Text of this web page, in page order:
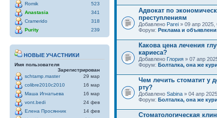
Romik
523
Anastasia
341
Cramerido
318
Purity
239
НОВЫЕ УЧАСТНИКИ
Имя пользователя
Зарегистрирован
schtamp.master
29 мар
colibre2010c2010
16 мар
Маша Игнатьева
16 мар
vont.bedi
24 фев
Елена Просянник
14 фев
Адвокат по
преступлениям
Добавлено Parei » 09 апр 2025,
Форум: Реклама и
Какова цена лечения
кариеса?
Добавлено Глория » 07 апр
Форум: Болталка, она же
Чем лечить стоматит у
рту?
Добавлено Sabina » 04 апр
Форум: Болталка, она же
Стоматологическая